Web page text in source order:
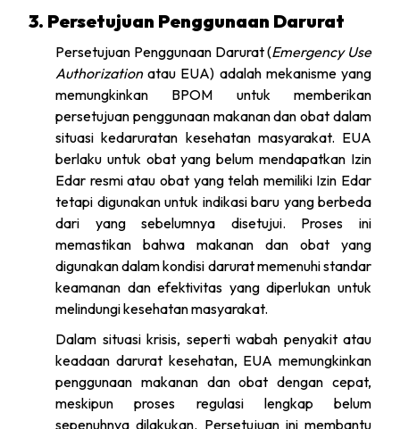
3. Persetujuan Penggunaan Darurat
Persetujuan Penggunaan Darurat (Emergency Use
Authorizationatau EUA) adalah mekanisme yang
memungkinkan BPOM untuk memberikan
persetujuan penggunaan makanan dan obat dalam
situasi kedaruratan kesehatan masyarakat. EUA
berlaku untuk obat yang belum mendapatkan Izin
Edar resmi atau obat yang telah memiliki Izin Edar
tetapi digunakan untuk indikasi baru yang berbeda
dari yang sebelumnya disetujui. Proses ini
memastikan bahwa makanan dan obat yang
digunakan dalam kondisi darurat memenuhi standar
keamanan dan efektivitas yang diperlukan untuk
melindungi kesehatan masyarakat.
Dalam situasi krisis, seperti wabah penyakit atau
keadaan darurat kesehatan, EUA memungkinkan
penggunaan makanan dan obat dengan cepat,
meskipun proses regulasi lengkap belum
sepenuhnya dilakukan. Persetujuan ini membantu